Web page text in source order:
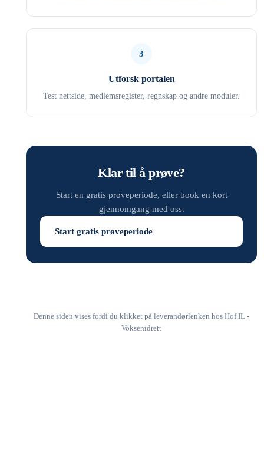
3
Utforsk portalen
Test nettside, medlemsregister, regnskap og andre moduler.
Klar til å prøve?
Start en gratis prøveperiode, eller book en kort
gjennomgang med oss.
Start gratis prøveperiode
Denne siden vises fordi du klikket på leverandørlenken hos Hof IL -
Voksenidrett